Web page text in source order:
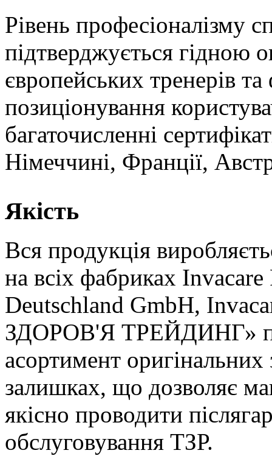
Рівень професіоналізму
підтверджується гідною
європейських тренерів та
позиціонування
багаточисленні
Німеччині, Франції,
Якість
Вся продукція
на всіх фабриках
Deutschland GmbH,
ЗДОРОВ'Я ТРЕЙДИНГ»
асортимент
залишках, що дозволяє
якісно проводити
обслуговування ТЗР.